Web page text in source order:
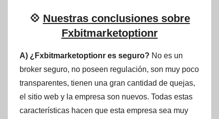
💠 Nuestras conclusiones sobre
Fxbitmarketoptionr
A) ¿Fxbitmarketoptionr es seguro? No es un
broker seguro, no poseen regulación, son muy poco
transparentes, tienen una gran cantidad de quejas,
el sitio web y la empresa son nuevos. Todas estas
características hacen que esta empresa sea muy